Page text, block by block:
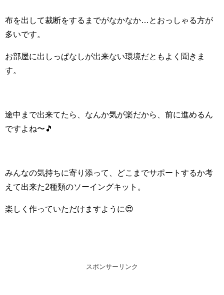
布を出して裁断をするまでがなかなか…とおっしゃる方が
多いです。
お部屋に出しっぱなしが出来ない環境だともよく聞きま
す。
途中まで出来てたら、なんか気が楽だから、前に進めるん
ですよね〜🎵
みんなの気持ちに寄り添って、どこまでサポートするか考
えて出来た2種類のソーイングキット。
楽しく作っていただけますように😍
スポンサーリンク